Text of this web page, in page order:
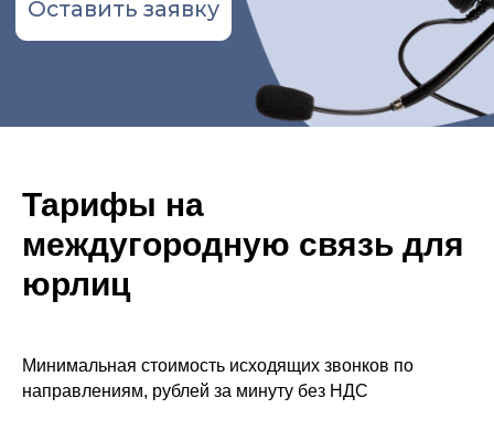
Тарифы на
междугородную связь для
юрлиц
Минимальная стоимость исходящих звонков по
направлениям, рублей за минуту без НДС